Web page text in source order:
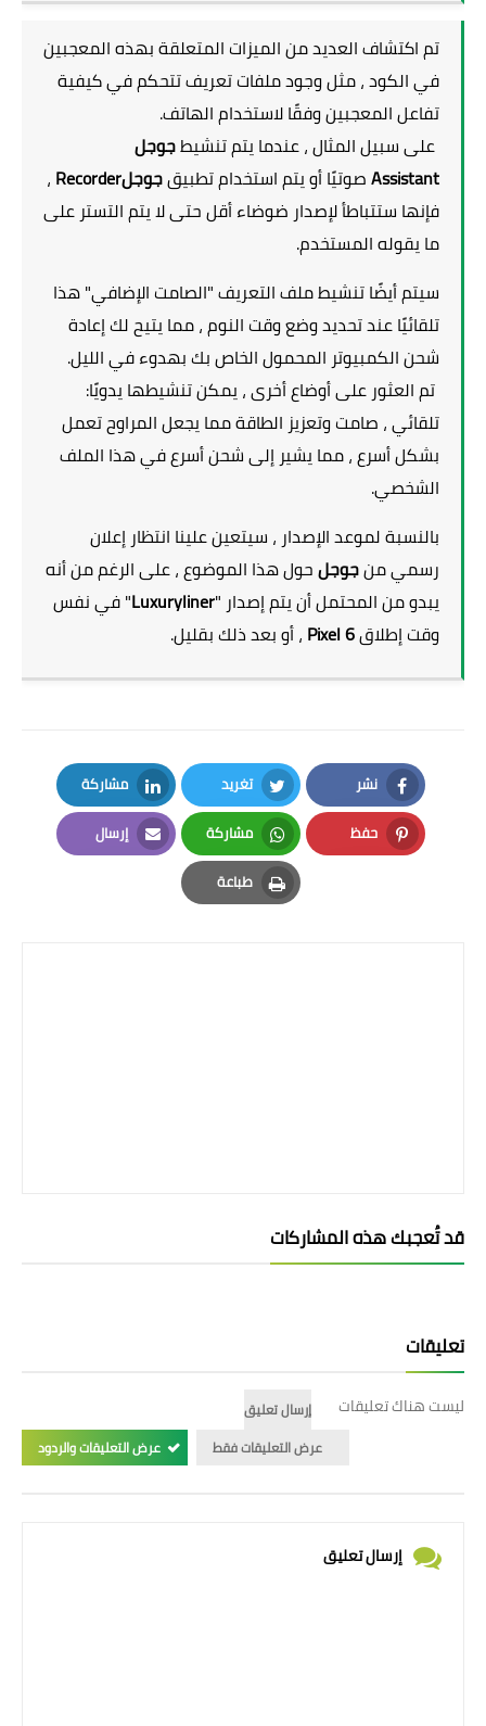
تم اكتشاف العديد من الميزات المتعلقة بهذه المعجبين
في الكود ، مثل وجود ملفات تعريف تتحكم في كيفية
تفاعل المعجبين وفقًا لاستخدام الهاتف.
على سبيل المثال ، عندما يتم تنشيطجوجل
Assistantصوتيًا أو يتم استخدام تطبيقجوجلRecorder
،
فإنها ستتباطأ لإصدار ضوضاء أقل حتى لا يتم التستر على
ما يقوله المستخدم.
سيتم أيضًا تنشيط ملف التعريف "الصامت الإضافي" هذا
تلقائيًا عند تحديد وضع وقت النوم ، مما يتيح لك إعادة
شحن الكمبيوتر المحمول الخاص بك بهدوء في الليل.
تم العثور على أوضاع أخرى ، يمكن تنشيطها يدويًا:
تلقائي ، صامت وتعزيز الطاقة مما يجعل المراوح تعمل
بشكل أسرع ، مما يشير إلى شحن أسرع في هذا الملف
الشخصي.
بالنسبة لموعد الإصدار ، سيتعين علينا انتظار إعلان
رسمي منجوجلحول هذا الموضوع ، على الرغم من أنه
يبدو من المحتمل أن يتم إصدار "Luxuryliner" في نفس
وقت إطلاقPixel 6 ، أو بعد ذلك بقليل.
نشر
Facebook
تغريد
Twitter
مشاركة
LinkedIn
حفظ
Pinterest
مشاركة
Whatsapp
إرسال
Email
طباعة
Print
قد تُعجبك هذه المشاركات
تعليقات
ليست هناك تعليقات
إرسال تعليق
عرض التعليقات فقط
عرض التعليقات والردود
إرسال تعليق